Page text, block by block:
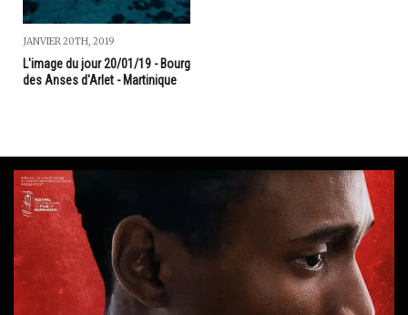
JANVIER 20TH, 2019
L'image du jour 20/01/19 - Bourg
des Anses d'Arlet - Martinique